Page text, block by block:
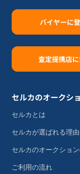
バイヤーに
査定提携店
セルカのオークシ
セルカとは
セルカが選ばれる理由
セルカのオークショ
ご利用の流れ